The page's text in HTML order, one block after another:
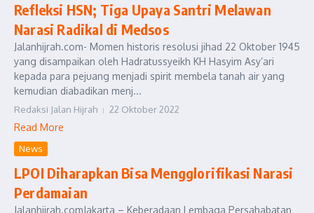
Refleksi HSN; Tiga Upaya Santri Melawan
Narasi Radikal di Medsos
Jalanhijrah.com- Momen historis resolusi jihad 22 Oktober 1945
yang disampaikan oleh Hadratussyeikh KH Hasyim Asy’ari
kepada para pejuang menjadi spirit membela tanah air yang
kemudian diabadikan menj...
Redaksi Jalan Hijrah 22 Oktober 2022
Read More
News
LPOI Diharapkan Bisa Mengglorifikasi Narasi
Perdamaian
Jalanhijrah.comJakarta – Keberadaan Lembaga Persahabatan